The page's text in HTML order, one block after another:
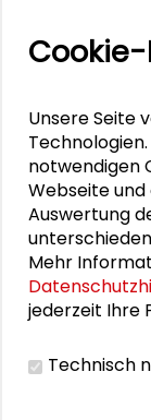
Andreas
Rahel Welsen
Jens
Unsere Seite
notwendigen
Webseite und
Auswertung
Mehr
jederzeit Ihre
Technisch